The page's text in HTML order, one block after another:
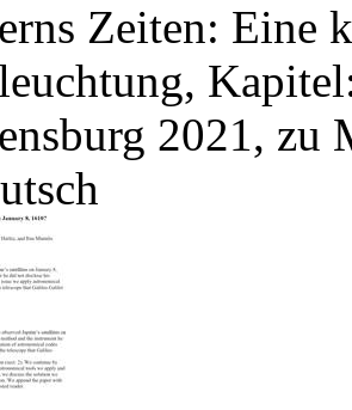
Zeiten: Eine
2021, zu